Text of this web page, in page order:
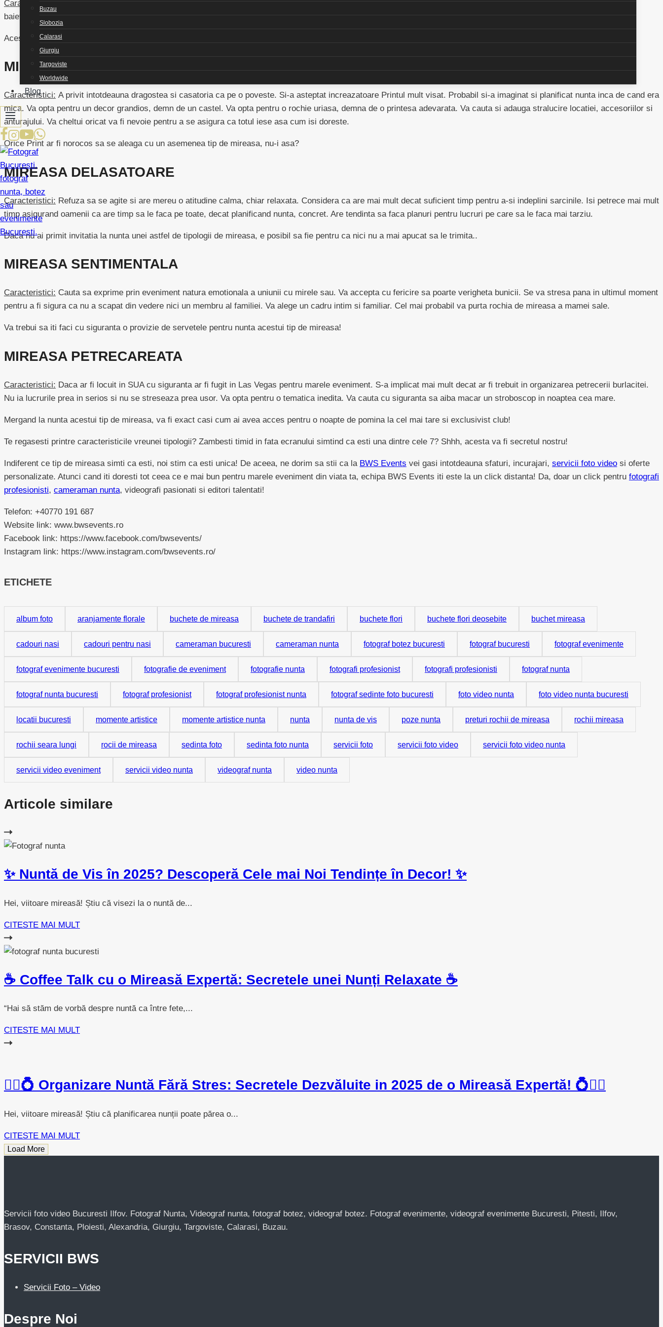
Buzau
Slobozia
Calarasi
Giurgiu
Targoviste
Worldwide
Blog
Caracteristici:
baietel care sa poarte verighetele. Nu va opta pentru porumbei si nici pentru aranjamente conventionale.
Acest tip de mireasa cu siguranta va face o impresie!
MIREASA PRINTESA
Caracteristici: A privit intotdeauna dragostea si casatoria ca pe o poveste. Si-a asteptat increazatoare Printul mult visat. Probabil si-a imaginat si planificat nunta inca de cand era
mica. Va opta pentru un decor grandios, demn de un castel. Va opta pentru o rochie uriasa, demna de o printesa adevarata. Va cauta si adauga stralucire locatiei, accesoriilor si
anturajului. Va cheltui oricat va fi nevoie pentru a se asigura ca totul iese asa cum isi doreste.
Orice Print ar fi norocos sa se aleaga cu un asemenea tip de mireasa, nu-i asa?
MIREASA DELASATOARE
Caracteristici: Refuza sa se agite si are mereu o atitudine calma, chiar relaxata. Considera ca are mai mult decat suficient timp pentru a-si indeplini sarcinile. Isi petrece mai mult
timp asigurand oamenii ca are timp sa le faca pe toate, decat planificand nunta, concret. Are tendinta sa faca planuri pentru lucruri pe care sa le faca mai tarziu.
Daca nu ai primit invitatia la nunta unei astfel de tipologii de mireasa, e posibil sa fie pentru ca nici nu a mai apucat sa le trimita..
MIREASA SENTIMENTALA
Caracteristici: Cauta sa exprime prin eveniment natura emotionala a uniunii cu mirele sau. Va accepta cu fericire sa poarte verigheta bunicii. Se va stresa pana in ultimul moment
pentru a fi sigura ca nu a scapat din vedere nici un membru al familiei. Va alege un cadru intim si familiar. Cel mai probabil va purta rochia de mireasa a mamei sale.
Va trebui sa iti faci cu siguranta o provizie de servetele pentru nunta acestui tip de mireasa!
MIREASA PETRECAREATA
Caracteristici: Daca ar fi locuit in SUA cu siguranta ar fi fugit in Las Vegas pentru marele eveniment. S-a implicat mai mult decat ar fi trebuit in organizarea petrecerii burlacitei.
Nu ia lucrurile prea in serios si nu se streseaza prea usor. Va opta pentru o tematica inedita. Va cauta cu siguranta sa aiba macar un stroboscop in noaptea cea mare.
Mergand la nunta acestui tip de mireasa, va fi exact casi cum ai avea acces pentru o noapte de pomina la cel mai tare si exclusivist club!
Te regasesti printre caracteristicile vreunei tipologii? Zambesti timid in fata ecranului simtind ca esti una dintre cele 7? Shhh, acesta va fi secretul nostru!
Indiferent ce tip de mireasa simti ca esti, noi stim ca esti unica! De aceea, ne dorim sa stii ca la BWS Events vei gasi intotdeauna sfaturi, incurajari, servicii foto video si oferte
personalizate. Atunci cand iti doresti tot ceea ce e mai bun pentru marele eveniment din viata ta, echipa BWS Events iti este la un click distanta! Da, doar un click pentru fotografi
profesionisti, cameraman nunta, videografi pasionati si editori talentati!
Telefon: +40770 191 687
Website link: www.bwsevents.ro
Facebook link: https://www.facebook.com/bwsevents/
Instagram link: https://www.instagram.com/bwsevents.ro/
ETICHETE
album foto aranjamente florale buchete de mireasa buchete de trandafiri buchete flori buchete flori deosebite buchet mireasa
cadouri nasi cadouri pentru nasi cameraman bucuresti cameraman nunta fotograf botez bucuresti fotograf bucuresti fotograf evenimente
fotograf evenimente bucuresti fotografie de eveniment fotografie nunta fotografi profesionist fotografi profesionisti fotograf nunta
fotograf nunta bucuresti fotograf profesionist fotograf profesionist nunta fotograf sedinte foto bucuresti foto video nunta foto video nunta bucuresti
locatii bucuresti momente artistice momente artistice nunta nunta nunta de vis poze nunta preturi rochii de mireasa rochii mireasa
rochii seara lungi rocii de mireasa sedinta foto sedinta foto nunta servicii foto servicii foto video servicii foto video nunta
servicii video eveniment servicii video nunta videograf nunta video nunta
Articole similare
✨ Nuntă de Vis în 2025? Descoperă Cele mai Noi Tendințe în Decor! ✨
Hei, viitoare mireasă! Știu că visezi la o nuntă de...
CITESTE MAI MULT
☕ Coffee Talk cu o Mireasă Expertă: Secretele unei Nunți Relaxate ☕
“Hai să stăm de vorbă despre nuntă ca între fete,...
CITESTE MAI MULT
👰‍♀️💍 Organizare Nuntă Fără Stres: Secretele Dezvăluite in 2025 de o Mireasă Expertă! 💍👰‍♀️
Hei, viitoare mireasă! Știu că planificarea nunții poate părea o...
CITESTE MAI MULT
Load More
Servicii foto video Bucuresti Ilfov. Fotograf Nunta, Videograf nunta, fotograf botez, videograf botez. Fotograf evenimente, videograf evenimente Bucuresti, Pitesti, Ilfov,
Brasov, Constanta, Ploiesti, Alexandria, Giurgiu, Targoviste, Calarasi, Buzau.
SERVICII BWS
Servicii Foto – Video
Despre Noi